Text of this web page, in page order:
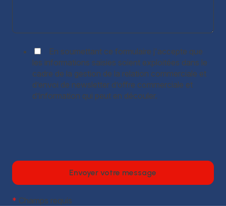
En soumettant ce formulaire j'accepte que
les informations saisies soient exploitées dans le
cadre de la gestion de la relation commerciale et
d’envoi de newsletter d’offre commerciale et
d’information qui peut en découler.
* Champs requis